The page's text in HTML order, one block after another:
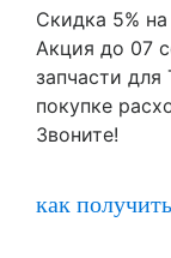
Скидка 5%
Акция до 07
запчасти
покупке
Звоните!
как